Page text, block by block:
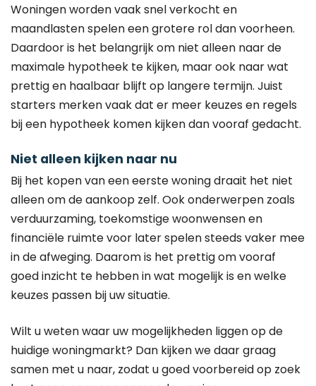
Woningen worden vaak snel verkocht en
maandlasten spelen een grotere rol dan voorheen.
Daardoor is het belangrijk om niet alleen naar de
maximale hypotheek te kijken, maar ook naar wat
prettig en haalbaar blijft op langere termijn. Juist
starters merken vaak dat er meer keuzes en regels
bij een hypotheek komen kijken dan vooraf gedacht.
Niet alleen kijken naar nu
Bij het kopen van een eerste woning draait het niet
alleen om de aankoop zelf. Ook onderwerpen zoals
verduurzaming, toekomstige woonwensen en
financiële ruimte voor later spelen steeds vaker mee
in de afweging. Daarom is het prettig om vooraf
goed inzicht te hebben in wat mogelijk is en welke
keuzes passen bij uw situatie.
Wilt u weten waar uw mogelijkheden liggen op de
huidige woningmarkt? Dan kijken we daar graag
samen met u naar, zodat u goed voorbereid op zoek